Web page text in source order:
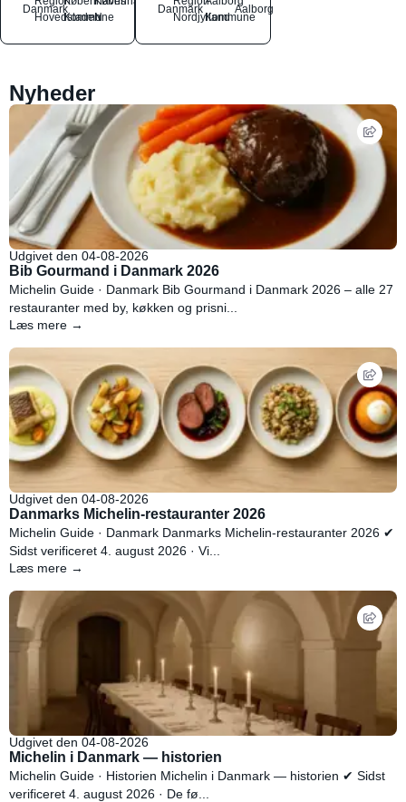
Danmark
Hovedstaden
Kommune
N
Danmark
NordjyllandKommune
Aalborg
Nyheder
Udgivet den 04-08-2026
Bib Gourmand i Danmark 2026
Michelin Guide · Danmark Bib Gourmand i Danmark 2026 – alle 27
restauranter med by, køkken og prisni...
Læs mere →
Udgivet den 04-08-2026
Danmarks Michelin-restauranter 2026
Michelin Guide · Danmark Danmarks Michelin-restauranter 2026 ✔
Sidst verificeret 4. august 2026 · Vi...
Læs mere →
Udgivet den 04-08-2026
Michelin i Danmark — historien
Michelin Guide · Historien Michelin i Danmark — historien ✔ Sidst
verificeret 4. august 2026 · De fø...